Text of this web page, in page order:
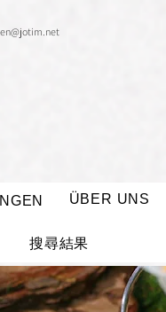
ÜBER UNS
搜尋結果